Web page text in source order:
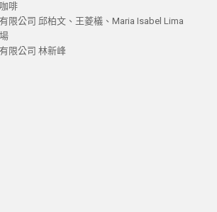
啡
限公司 邱柏文、王菱檥、Maria Isabel Lima
限公司 林新峰